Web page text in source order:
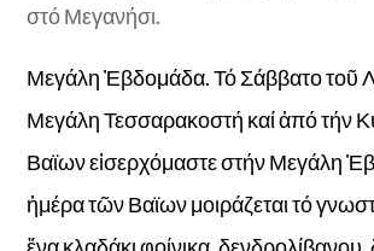
στό Μεγανήσι.
Μεγάλη Ἐβδομάδα. Τό Σάββατο τοῦ
Μεγάλη Τεσσαρακοστή καί ἀπό τήν
Βαϊων εἰσερχόμαστε στήν Μεγάλη
ἡμέρα τῶν Βαϊων μοιράζεται τό